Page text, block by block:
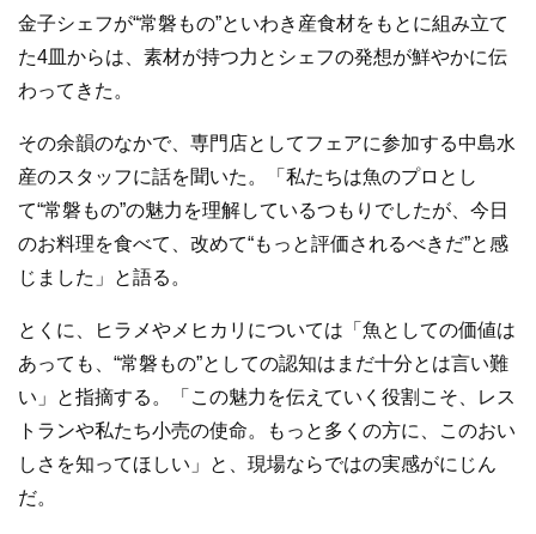
金子シェフが“常磐もの”といわき産食材をもとに組み立て
た4皿からは、素材が持つ力とシェフの発想が鮮やかに伝
わってきた。
その余韻のなかで、専門店としてフェアに参加する中島水
産のスタッフに話を聞いた。「私たちは魚のプロとし
て“常磐もの”の魅力を理解しているつもりでしたが、今日
のお料理を食べて、改めて“もっと評価されるべきだ”と感
じました」と語る。
とくに、ヒラメやメヒカリについては「魚としての価値は
あっても、“常磐もの”としての認知はまだ十分とは言い難
い」と指摘する。「この魅力を伝えていく役割こそ、レス
トランや私たち小売の使命。もっと多くの方に、このおい
しさを知ってほしい」と、現場ならではの実感がにじん
だ。